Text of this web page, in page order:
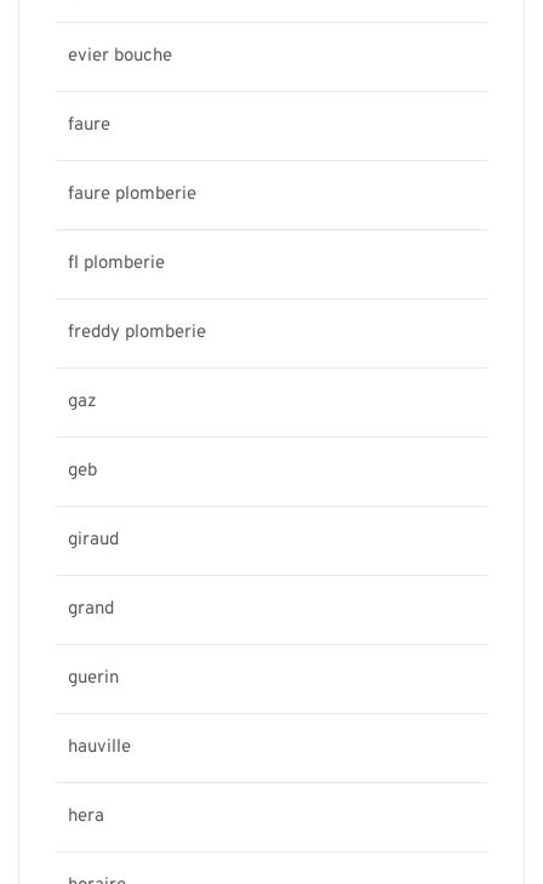
evier bouche
faure
faure plomberie
fl plomberie
freddy plomberie
gaz
geb
giraud
grand
guerin
hauville
hera